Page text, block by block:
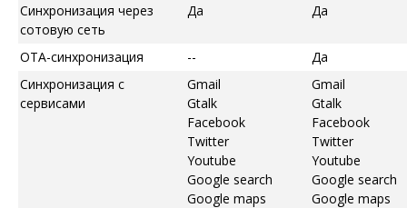
Синхронизация через
сотовую сеть
Да Да
OTA-синхронизация --
Да
Синхронизация с
сервисами
Gmail
Gtalk
Facebook
Twitter
Youtube
Google search
Google maps
Gmail
Gtalk
Facebook
Twitter
Youtube
Google search
Google maps